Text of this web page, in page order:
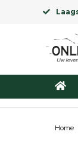
Home